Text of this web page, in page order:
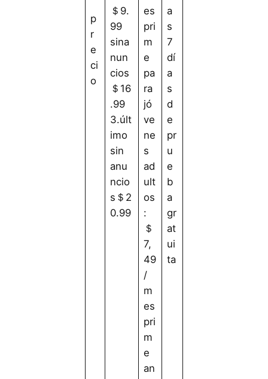
p
r
e
ci
o
＄9.
99
sina
nun
cios
＄16
.99
3.últ
imo
sin
anu
ncio
s＄2
0.99
es
pri
m
e
pa
ra
jó
ve
ne
s
ad
ult
os
:
＄
7,
49
/
m
es
pri
m
e
an
a
s
7
dí
a
s
d
e
pr
u
e
b
a
gr
at
ui
ta